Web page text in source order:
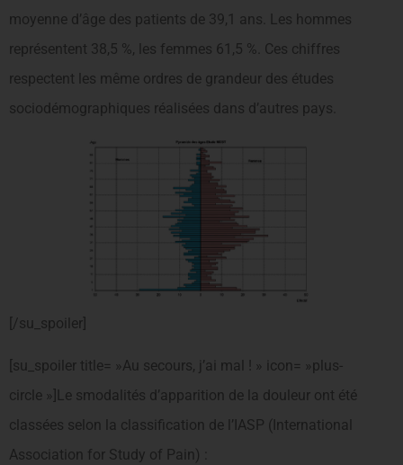
moyenne d’âge des patients de 39,1 ans. Les hommes
représentent 38,5 %, les femmes 61,5 %. Ces chiffres
respectent les même ordres de grandeur des études
sociodémographiques réalisées dans d’autres pays.
[/su_spoiler]
[su_spoiler title= »Au secours, j’ai mal ! » icon= »plus-
circle »]Le smodalités d’apparition de la douleur ont été
classées selon la classification de l’IASP (International
Association for Study of Pain) :